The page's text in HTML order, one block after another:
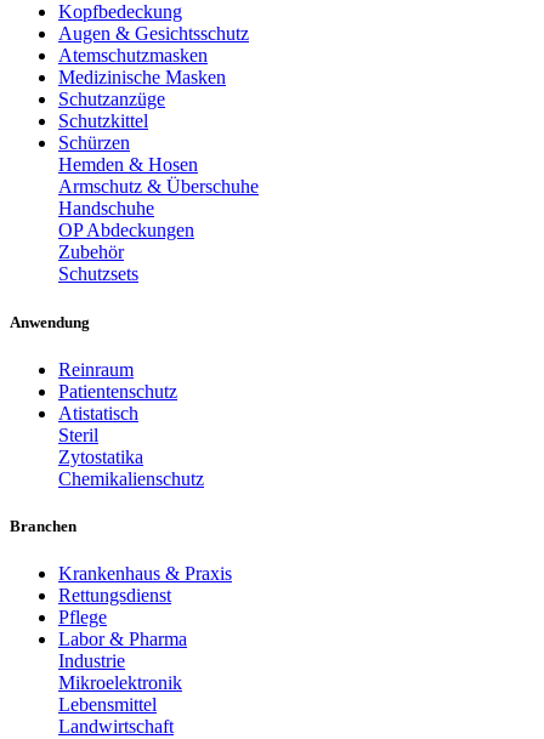
Kopfbedeckung
Augen & Gesichtsschutz
Atemschutzmasken
Medizinische Masken
Schutzanzüge
Schutzkittel
Schürzen
Hemden & Hosen
Armschutz & Überschuhe
Handschuhe
OP Abdeckungen
Zubehör
Schutzsets
Anwendung
Reinraum
Patientenschutz
Atistatisch
Steril
Zytostatika
Chemikalienschutz
Branchen
Krankenhaus & Praxis
Rettungsdienst
Pflege
Labor & Pharma
Industrie
Mikroelektronik
Lebensmittel
Landwirtschaft